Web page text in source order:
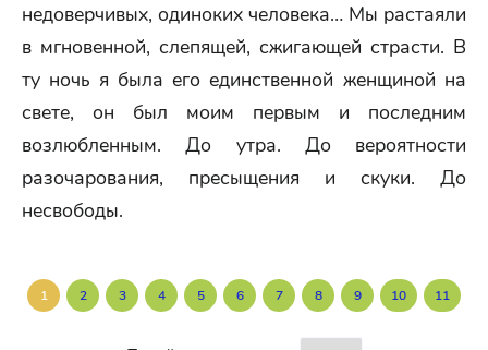
недоверчивых, одиноких человека… Мы растаяли
в мгновенной, слепящей, сжигающей страсти. В
ту ночь я была его единственной женщиной на
свете, он был моим первым и последним
возлюбленным. До утра. До вероятности
разочарования, пресыщения и скуки. До
несвободы.
1 2 3 4 5 6 7 8 9 10 11